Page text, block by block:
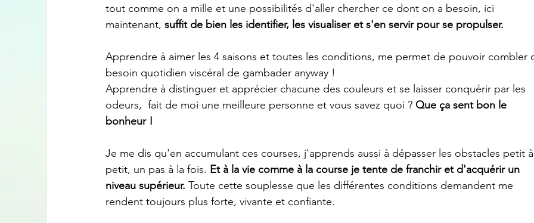
tout comme on a mille et une possibilités d'aller chercher ce dont on a besoin, ici
maintenant, suffit de bien les identifier, les visualiser et s'en servir pour se propulser.
Apprendre à aimer les 4 saisons et toutes les conditions, me permet de pouvoir combler
besoin quotidien viscéral de gambader anyway !
Apprendre à distinguer et apprécier chacune des couleurs et se laisser conquérir par les
odeurs,  fait de moi une meilleure personne et vous savez quoi ? Que ça sent bon le
bonheur !
Je me dis qu'en accumulant ces courses, j'apprends aussi à dépasser les obstacles petit
petit, un pas à la fois. Et à la vie comme à la course je tente de franchir et d'acquérir un
niveau supérieur. Toute cette souplesse que les différentes conditions demandent me
rendent toujours plus forte, vivante et confiante.